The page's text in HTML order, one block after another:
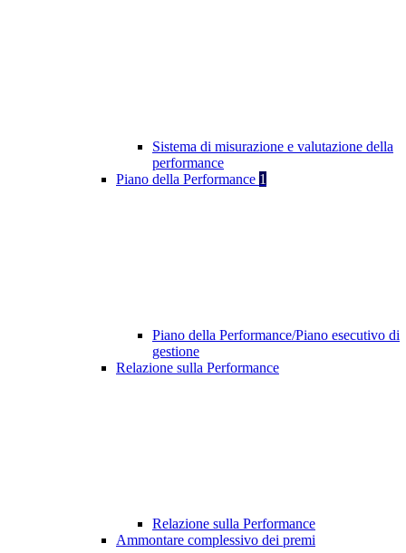
Sistema di misurazione e valutazione della
performance
Piano della Performance 1
Piano della Performance/Piano esecutivo di
gestione
Relazione sulla Performance
Relazione sulla Performance
Ammontare complessivo dei premi